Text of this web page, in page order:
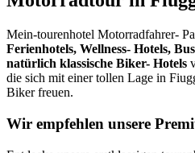
Mein-tourenhotel Motorradfahrer-
Ferienhotels, Wellness- Hotels,
natürlich klassische Biker- Hotels
die sich mit einer tollen Lage in
Biker freuen.
Wir empfehlen unsere